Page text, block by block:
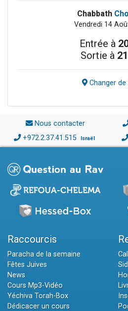
Chabbath
Vendredi 14
Entrée à
Sortie à
Changer de
Nous contacter
+972.2.37.41.515 Israël
Raccourcis
Paracha de la semaine
Fêtes Juives
News
Cours Mp3-Vidéo
Yéchiva Torah-Box
Dédicacer un cours